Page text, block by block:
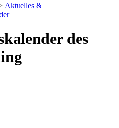
Aktuelles &
des